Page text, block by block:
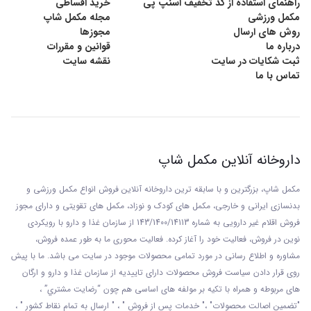
مکمل ورزشی
مجله مکمل شاپ
روش های ارسال
مجوزها
درباره ما
قوانین و مقررات
ثبت شکایات در سایت
نقشه سایت
تماس با ما
داروخانه آنلاین مکمل شاپ
مکمل شاپ، بزرگترین و با سابقه ترین داروخانه آنلاین فروش انواع مکمل ورزشی و
بدنسازی ایرانی و خارجی، مکمل های کودک و نوزاد، مکمل های تقویتی و دارای مجوز
فروش اقلام غیر دارویی به شماره 143/1400/14113 از
سازمان غذا و دارو با رويکردی
نوين در فروش، فعاليت خود را آغاز کرده. فعاليت محوری ما به طور عمده فروش،
مشاوره و اطلاع رسانی در مورد تمامی محصولات موجود در سایت می باشد. ما با پيش
روی قرار دادن سياست فروش محصولات دارای تاييديه از سازمان غذا و دارو و ارگان
های مربوطه و همراه با تکيه بر مولفه های اساسی هم چون “رضايت مشتري” ،
"تضمين اصالت محصولات" ،" خدمات پس از فروش " ، " ارسال به تمام نقاط کشور " ،